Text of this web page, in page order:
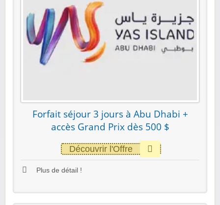
Forfait séjour 3 jours à Abu Dhabi +
accès Grand Prix dès 500 $
Découvrir l'Offre
Plus de détail !